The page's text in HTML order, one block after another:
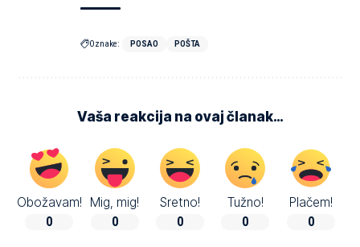
Oznake: POSAO POŠTA
Vaša reakcija na ovaj članak…
Obožavam!
0
Mig, mig!
0
Sretno!
0
Tužno!
0
Plačem!
0